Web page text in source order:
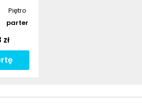
Piętro
parter